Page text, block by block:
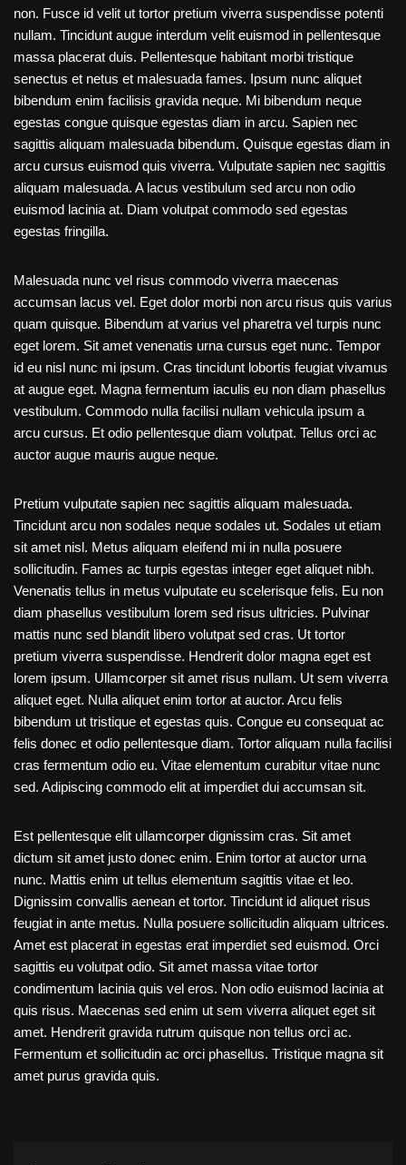
non. Fusce id velit ut tortor pretium viverra suspendisse potenti
nullam. Tincidunt augue interdum velit euismod in pellentesque
massa placerat duis. Pellentesque habitant morbi tristique
senectus et netus et malesuada fames. Ipsum nunc aliquet
bibendum enim facilisis gravida neque. Mi bibendum neque
egestas congue quisque egestas diam in arcu. Sapien nec
sagittis aliquam malesuada bibendum. Quisque egestas diam in
arcu cursus euismod quis viverra. Vulputate sapien nec sagittis
aliquam malesuada. A lacus vestibulum sed arcu non odio
euismod lacinia at. Diam volutpat commodo sed egestas
egestas fringilla.
Malesuada nunc vel risus commodo viverra maecenas
accumsan lacus vel. Eget dolor morbi non arcu risus quis varius
quam quisque. Bibendum at varius vel pharetra vel turpis nunc
eget lorem. Sit amet venenatis urna cursus eget nunc. Tempor
id eu nisl nunc mi ipsum. Cras tincidunt lobortis feugiat vivamus
at augue eget. Magna fermentum iaculis eu non diam phasellus
vestibulum. Commodo nulla facilisi nullam vehicula ipsum a
arcu cursus. Et odio pellentesque diam volutpat. Tellus orci ac
auctor augue mauris augue neque.
Pretium vulputate sapien nec sagittis aliquam malesuada.
Tincidunt arcu non sodales neque sodales ut. Sodales ut etiam
sit amet nisl. Metus aliquam eleifend mi in nulla posuere
sollicitudin. Fames ac turpis egestas integer eget aliquet nibh.
Venenatis tellus in metus vulputate eu scelerisque felis. Eu non
diam phasellus vestibulum lorem sed risus ultricies. Pulvinar
mattis nunc sed blandit libero volutpat sed cras. Ut tortor
pretium viverra suspendisse. Hendrerit dolor magna eget est
lorem ipsum. Ullamcorper sit amet risus nullam. Ut sem viverra
aliquet eget. Nulla aliquet enim tortor at auctor. Arcu felis
bibendum ut tristique et egestas quis. Congue eu consequat ac
felis donec et odio pellentesque diam. Tortor aliquam nulla facilisi
cras fermentum odio eu. Vitae elementum curabitur vitae nunc
sed. Adipiscing commodo elit at imperdiet dui accumsan sit.
Est pellentesque elit ullamcorper dignissim cras. Sit amet
dictum sit amet justo donec enim. Enim tortor at auctor urna
nunc. Mattis enim ut tellus elementum sagittis vitae et leo.
Dignissim convallis aenean et tortor. Tincidunt id aliquet risus
feugiat in ante metus. Nulla posuere sollicitudin aliquam ultrices.
Amet est placerat in egestas erat imperdiet sed euismod. Orci
sagittis eu volutpat odio. Sit amet massa vitae tortor
condimentum lacinia quis vel eros. Non odio euismod lacinia at
quis risus. Maecenas sed enim ut sem viverra aliquet eget sit
amet. Hendrerit gravida rutrum quisque non tellus orci ac.
Fermentum et sollicitudin ac orci phasellus. Tristique magna sit
amet purus gravida quis.